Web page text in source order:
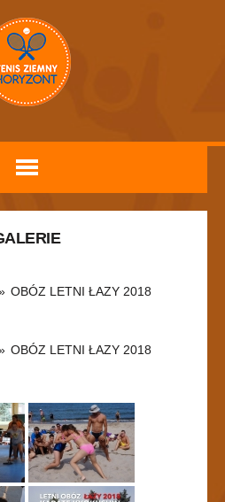
OBÓZ LETNI ŁAZY 2018
OBÓZ LETNI ŁAZY 2018